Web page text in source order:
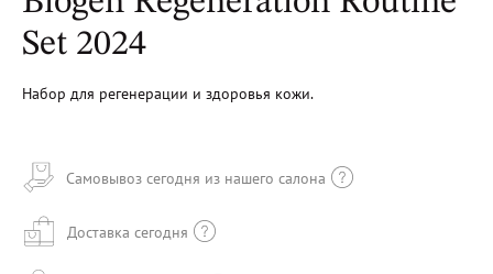
Set 2024
Набор для регенерации и здоровья кожи.
Самовывоз сегодня из нашего салона
Доставка сегодня